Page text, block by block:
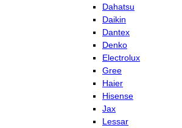
Dahatsu
Daikin
Dantex
Denko
Electrolux
Gree
Haier
Hisense
Jax
Lessar